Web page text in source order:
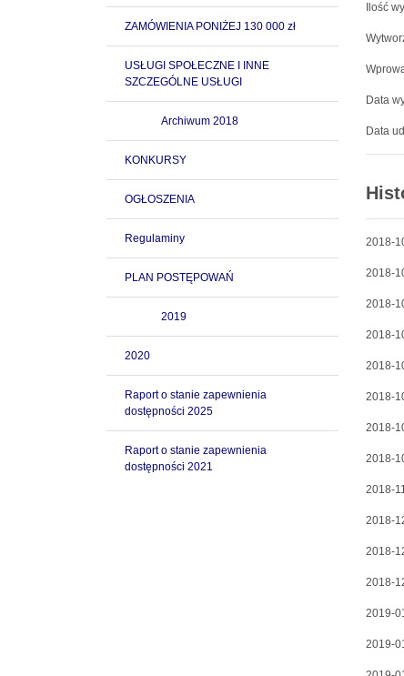
ZAMÓWIENIA PONIŻEJ 130 000 zł
USŁUGI SPOŁECZNE I INNE
SZCZEGÓLNE USŁUGI
Archiwum 2018
KONKURSY
OGŁOSZENIA
Regulaminy
PLAN POSTĘPOWAŃ
2019
2020
Raport o stanie zapewnienia
dostępności 2025
Raport o stanie zapewnienia
dostępności 2021
Ilość
Data
Data
2018-
2018-
2018-
2018-
2018-
2018-
2018-
2018-
2018-
2018-
2018-
2018-
2019-
2019-